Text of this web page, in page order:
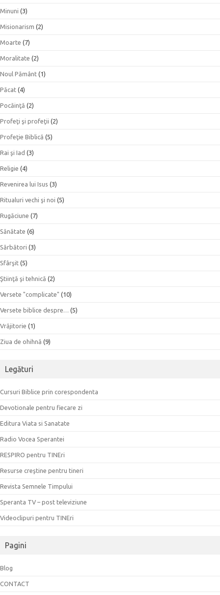
Minuni (3)
Misionarism (2)
Moarte (7)
Moralitate (2)
Noul Pământ (1)
Păcat (4)
Pocăinţă (2)
Profeţi şi profeţii (2)
Profeţie Biblică (5)
Rai şi Iad (3)
Religie (4)
Revenirea lui Isus (3)
Ritualuri vechi şi noi (5)
Rugăciune (7)
Sănătate (6)
Sărbători (3)
Sfârşit (5)
Ştiinţă şi tehnică (2)
Versete "complicate" (10)
Versete biblice despre… (5)
Vrăjitorie (1)
Ziua de ohihnă (9)
Legături
Cursuri Biblice prin corespondenta
Devotionale pentru fiecare zi
Editura Viata si Sanatate
Radio Vocea Sperantei
RESPIRO pentru TINEri
Resurse creştine pentru tineri
Revista Semnele Timpului
Speranta TV – post televiziune
Videoclipuri pentru TINEri
Pagini
Blog
CONTACT